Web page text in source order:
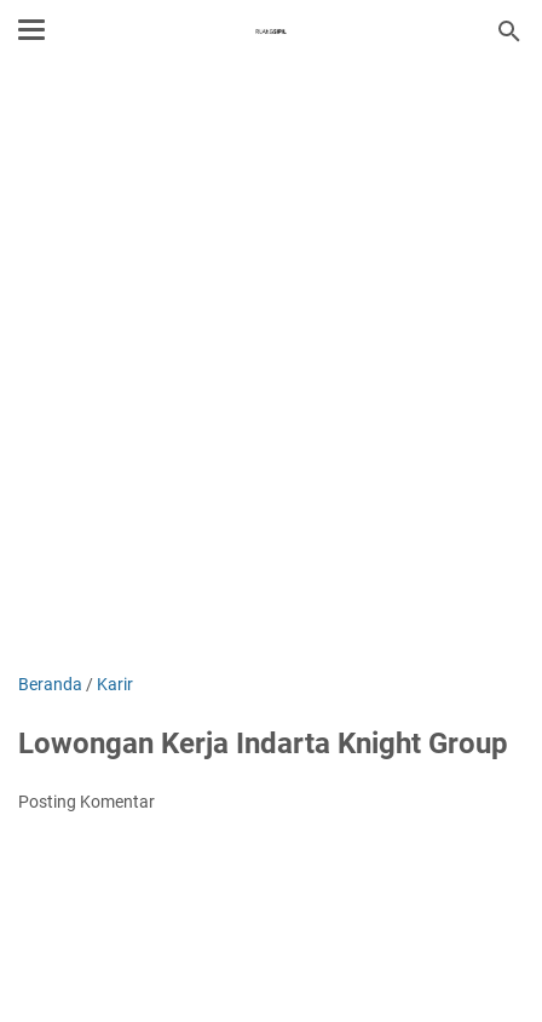
Beranda / Karir
Lowongan Kerja Indarta Knight Group
Posting Komentar